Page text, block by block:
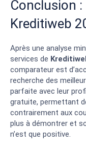
Conclusion
Kreditiweb
Après une analyse
services de
comparateur est
recherche des
parfaite avec leur
gratuite, permettant
contrairement aux
plus à démontrer et
n’est que positive.